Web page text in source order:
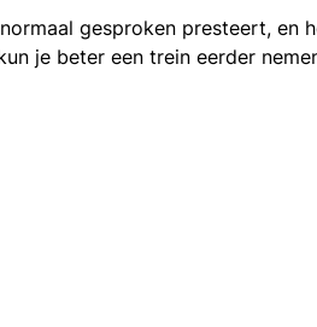
gesproken presteert,
je beter een trein eerder